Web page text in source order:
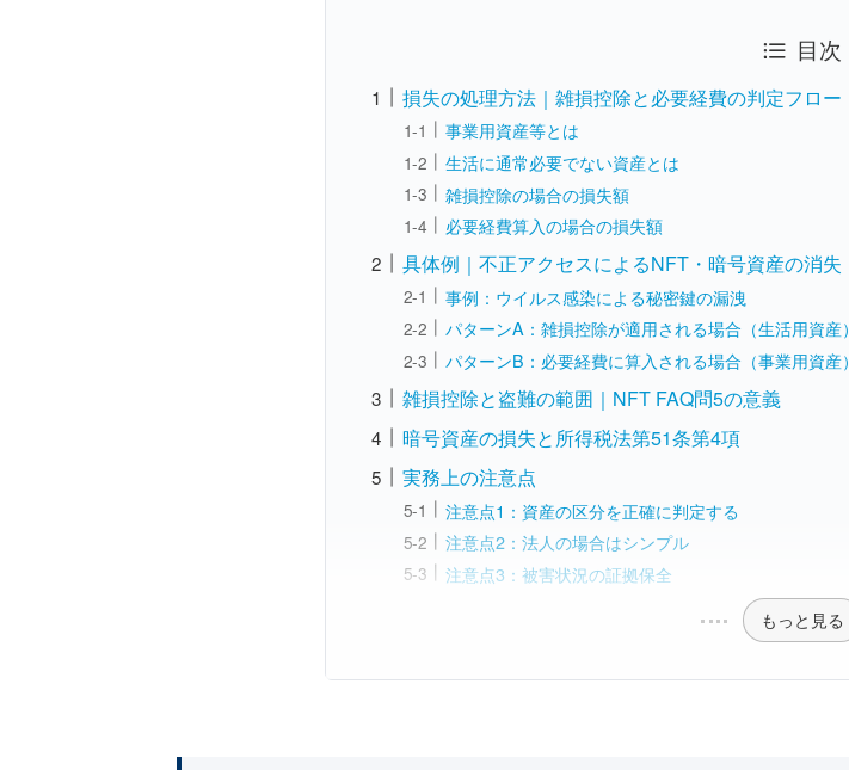
目次
損失の処理方法｜雑損控除と必要経費の判定フロー
事業用資産等とは
生活に通常必要でない資産とは
雑損控除の場合の損失額
必要経費算入の場合の損失額
具体例｜不正アクセスによるNFT・暗号資産の消失
事例：ウイルス感染による秘密鍵の漏洩
パターンA：雑損控除が適用される場合（生活用資産）
パターンB：必要経費に算入される場合（事業用資産）
雑損控除と盗難の範囲｜NFT FAQ問5の意義
暗号資産の損失と所得税法第51条第4項
実務上の注意点
注意点1：資産の区分を正確に判定する
注意点2：法人の場合はシンプル
注意点3：被害状況の証拠保全
もっと見る